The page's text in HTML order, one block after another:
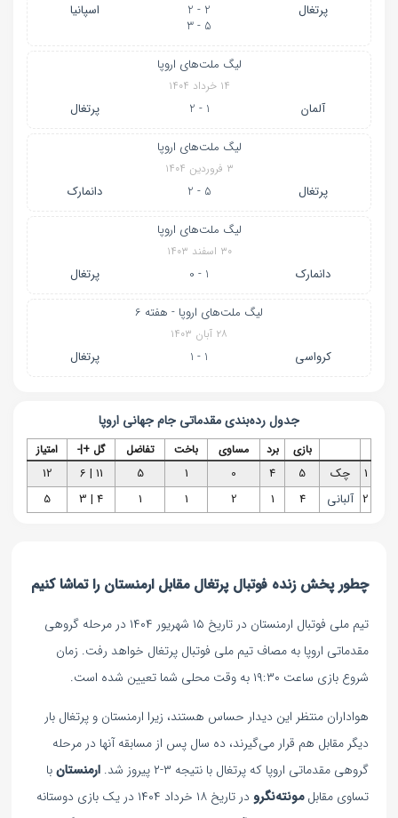
پرتغال
2 - 2
5 - 3
اسپانیا
لیگ ملت‌های اروپا
۱۴ خرداد ۱۴۰۴
آلمان 1 - 2 پرتغال
لیگ ملت‌های اروپا
۳ فروردین ۱۴۰۴
پرتغال 5 - 2 دانمارک
لیگ ملت‌های اروپا
۳۰ اسفند ۱۴۰۳
دانمارک 1 - 0 پرتغال
لیگ ملت‌های اروپا - هفته 6
۲۸ آبان ۱۴۰۳
کرواسی 1 - 1 پرتغال
جدول رده‌بندیمقدماتی جام جهانی اروپا
بازی برد مساوی باخت تفاضل گل +|- امتیاز
1 چک 5
4
0
1
5
11 | 6
12
2 آلبانی 4
1
2
1
1
4 | 3
5
چطور پخش زنده فوتبال پرتغال مقابل ارمنستان را تماشا کنیم
تیم ملی فوتبال ارمنستان در تاریخ ۱۵ شهریور ۱۴۰۴ در مرحله گروهی
مقدماتی اروپا به مصاف تیم ملی فوتبال پرتغال خواهد رفت. زمان
شروع بازی ساعت ۱۹:۳۰ به وقت محلی شما تعیین شده است.
هواداران منتظر این دیدار حساس هستند، زیرا ارمنستان و پرتغال بار
دیگر مقابل هم قرار می‌گیرند، ده سال پس از مسابقه آنها در مرحله
گروهی مقدماتی اروپا که پرتغال با نتیجه ۳-۲ پیروز شد.
ارمنستانبا
تساوی مقابلمونته‌نگرو
در تاریخ ۱۸ خرداد ۱۴۰۴ در یک بازی دوستانه